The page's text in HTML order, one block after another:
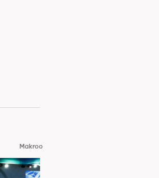
Makroo